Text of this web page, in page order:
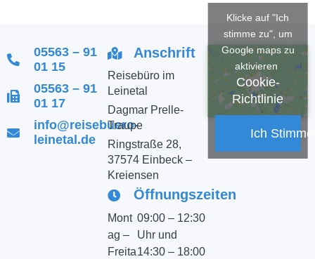
05563 – 91
01 15
05563 – 91
01 17
info@reisebuero-
leinetal.de
Anschrift
Reisebüro im
Leinetal
Dagmar Prelle-
Traupe
Ringstraße 28,
37574 Einbeck –
Kreiensen
Öffnungszeiten
Mont
ag –
Freita
09:00 – 12:30
Uhr und
14:30 – 18:00
Klicke auf "Ich
stimme zu", um
Google maps zu
aktivieren
Cookie-
Richtlinie
Ich